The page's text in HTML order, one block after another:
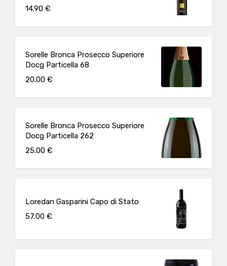
14.90 €
Sorelle Bronca Prosecco Superiore
Docg Particella 68
20.00 €
Sorelle Bronca Prosecco Superiore
Docg Particella 262
25.00 €
Loredan Gasparini Capo di Stato
57.00 €